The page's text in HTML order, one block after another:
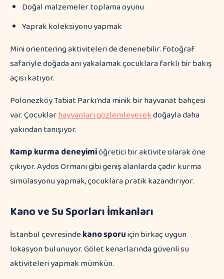
Doğal malzemeler toplama oyunu
Yaprak koleksiyonu yapmak
Mini orientering aktiviteleri de denenebilir. Fotoğraf
safariyle doğada anı yakalamak çocuklara farklı bir bakış
açısı katıyor.
Polonezköy Tabiat Parkı'nda minik bir hayvanat bahçesi
var. Çocuklarhayvanları gözlemleyerekdoğayla daha
yakından tanışıyor.
Kamp kurma deneyimiöğretici bir aktivite olarak öne
çıkıyor. Aydos Ormanı gibi geniş alanlarda çadır kurma
simülasyonu yapmak, çocuklara pratik kazandırıyor.
Kano ve Su Sporları İmkanları
İstanbul çevresindekano sporuiçin birkaç uygun
lokasyon bulunuyor. Gölet kenarlarında güvenli su
aktiviteleri yapmak mümkün.